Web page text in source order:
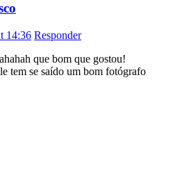
14:36 Responder
que bom que gostou!
tem se saído um bom fotógrafo